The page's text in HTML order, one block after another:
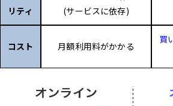
リティ
(サービスに依存)
コスト 月額利用料がかかる
買